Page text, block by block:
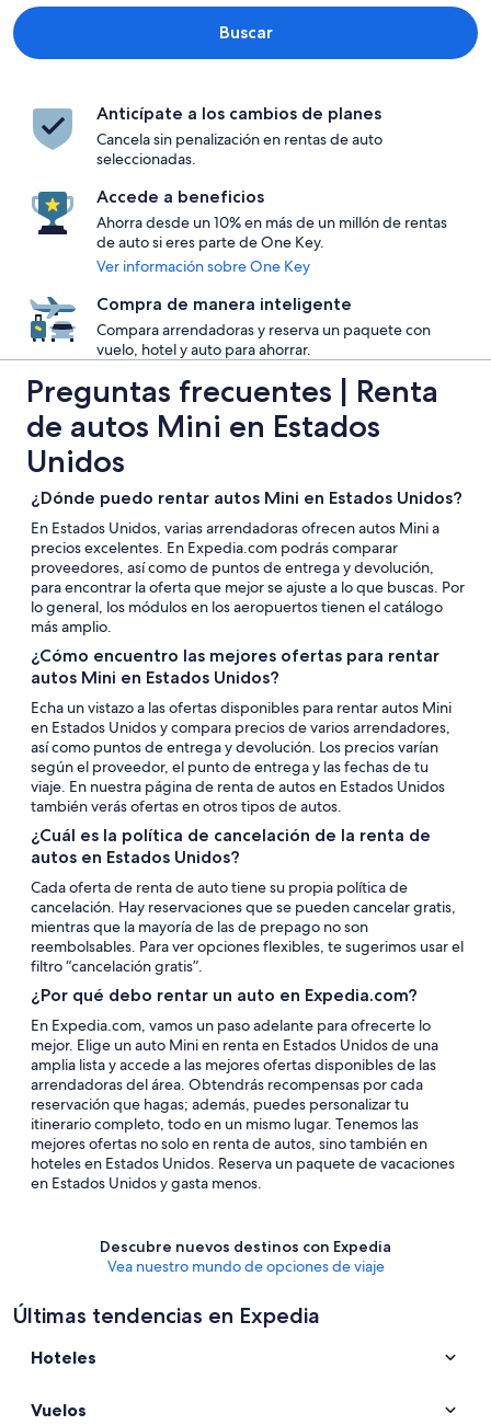
Buscar
Anticípate a los cambios de planes
Cancela sin penalización en rentas de auto
seleccionadas.
Accede a beneficios
Ahorra desde un 10% en más de un millón de rentas
de auto si eres parte de One Key.
Ver información sobre One Key
Compra de manera inteligente
Compara arrendadoras y reserva un paquete con
vuelo, hotel y auto para ahorrar.
Preguntas frecuentes | Renta
de autos Mini en Estados
Unidos
¿Dónde puedo rentar autos Mini en Estados Unidos?
En Estados Unidos, varias arrendadoras ofrecen autos Mini a
precios excelentes. En Expedia.com podrás comparar
proveedores, así como de puntos de entrega y devolución,
para encontrar la oferta que mejor se ajuste a lo que buscas. Por
lo general, los módulos en los aeropuertos tienen el catálogo
más amplio.
¿Cómo encuentro las mejores ofertas para rentar
autos Mini en Estados Unidos?
Echa un vistazo a las ofertas disponibles para rentar autos Mini
en Estados Unidos y compara precios de varios arrendadores,
así como puntos de entrega y devolución. Los precios varían
según el proveedor, el punto de entrega y las fechas de tu
viaje. En nuestra página de renta de autos en Estados Unidos
también verás ofertas en otros tipos de autos.
¿Cuál es la política de cancelación de la renta de
autos en Estados Unidos?
Cada oferta de renta de auto tiene su propia política de
cancelación. Hay reservaciones que se pueden cancelar gratis,
mientras que la mayoría de las de prepago no son
reembolsables. Para ver opciones flexibles, te sugerimos usar el
filtro “cancelación gratis”.
¿Por qué debo rentar un auto en Expedia.com?
En Expedia.com, vamos un paso adelante para ofrecerte lo
mejor. Elige un auto Mini en renta en Estados Unidos de una
amplia lista y accede a las mejores ofertas disponibles de las
arrendadoras del área. Obtendrás recompensas por cada
reservación que hagas; además, puedes personalizar tu
itinerario completo, todo en un mismo lugar. Tenemos las
mejores ofertas no solo en renta de autos, sino también en
hoteles en Estados Unidos. Reserva un paquete de vacaciones
en Estados Unidos y gasta menos.
Descubre nuevos destinos con Expedia
Vea nuestro mundo de opciones de viaje
Últimas tendencias en Expedia
Hoteles
Vuelos